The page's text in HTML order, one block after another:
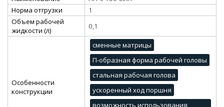
Норма отгрузки
1
Объем рабочей
жидкости (л)
0,1
Особенности
конструкции
сменные матрицы
П-образная форма рабочей головы
стальная рабочая голова
ускоренный ход поршня
возможность использования